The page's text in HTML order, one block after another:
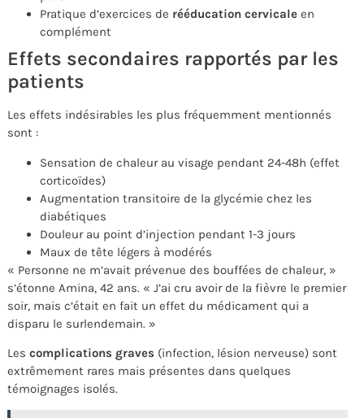
Pratique d’exercices de rééducation cervicale en
complément
Effets secondaires rapportés par les
patients
Les effets indésirables les plus fréquemment mentionnés
sont :
Sensation de chaleur au visage pendant 24-48h (effet
corticoïdes)
Augmentation transitoire de la glycémie chez les
diabétiques
Douleur au point d’injection pendant 1-3 jours
Maux de tête légers à modérés
« Personne ne m’avait prévenue des bouffées de chaleur, »
s’étonne Amina, 42 ans. « J’ai cru avoir de la fièvre le premier
soir, mais c’était en fait un effet du médicament qui a
disparu le surlendemain. »
Les complications graves (infection, lésion nerveuse) sont
extrêmement rares mais présentes dans quelques
témoignages isolés.